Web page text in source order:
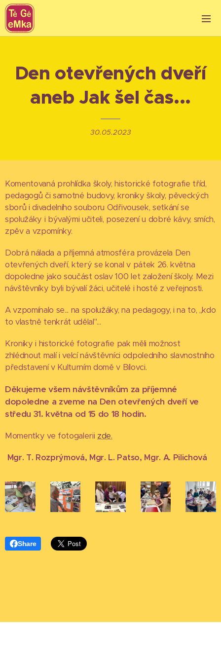
Den otevřených dveří
aneb Jak šel čas...
30.05.2023
Komentovaná prohlídka školy, historické fotografie tříd,
pedagogů či samotné budovy, kroniky školy, pěveckých
sborů i divadelního souboru Odřivousek, setkání se
spolužáky i bývalými učiteli, posezení u dobré kávy, smích,
zpěv a vzpomínky.
Dobrá nálada a příjemná atmosféra provázela Den
otevřených dveří, který se konal v pátek 26. května
dopoledne jako součást oslav 100 let založení školy. Mezi
návštěvníky byli bývalí žáci, učitelé i hosté z veřejnosti.
A vzpomínalo se... na spolužáky, na pedagogy, i na to, ,,kdo
to vlastně tenkrát udělal"...
Kroniky i historické fotografie pak měli možnost
zhlédnout malí i velcí návštěvníci odpoledního slavnostního
představení v Kulturním domě v Bílovci.
Děkujeme všem návštěvníkům za příjemné
dopoledne a zveme na Den otevřených dveří ve
středu 31. května od 15 do 18 hodin.
Momentky ve fotogalerii zde.
Mgr. T. Rozprýmová, Mgr. L. Patso, Mgr. A. Pilichová
Share